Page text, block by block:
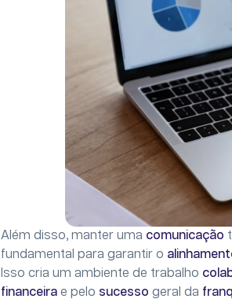
Além disso, manter uma comunicação
fundamental para garantir o
Isso cria um ambiente de trabalho
financeira e pelo sucesso geral da